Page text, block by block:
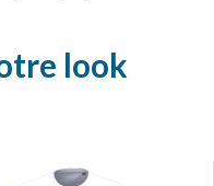
look